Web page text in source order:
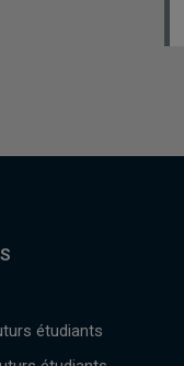
étudiants